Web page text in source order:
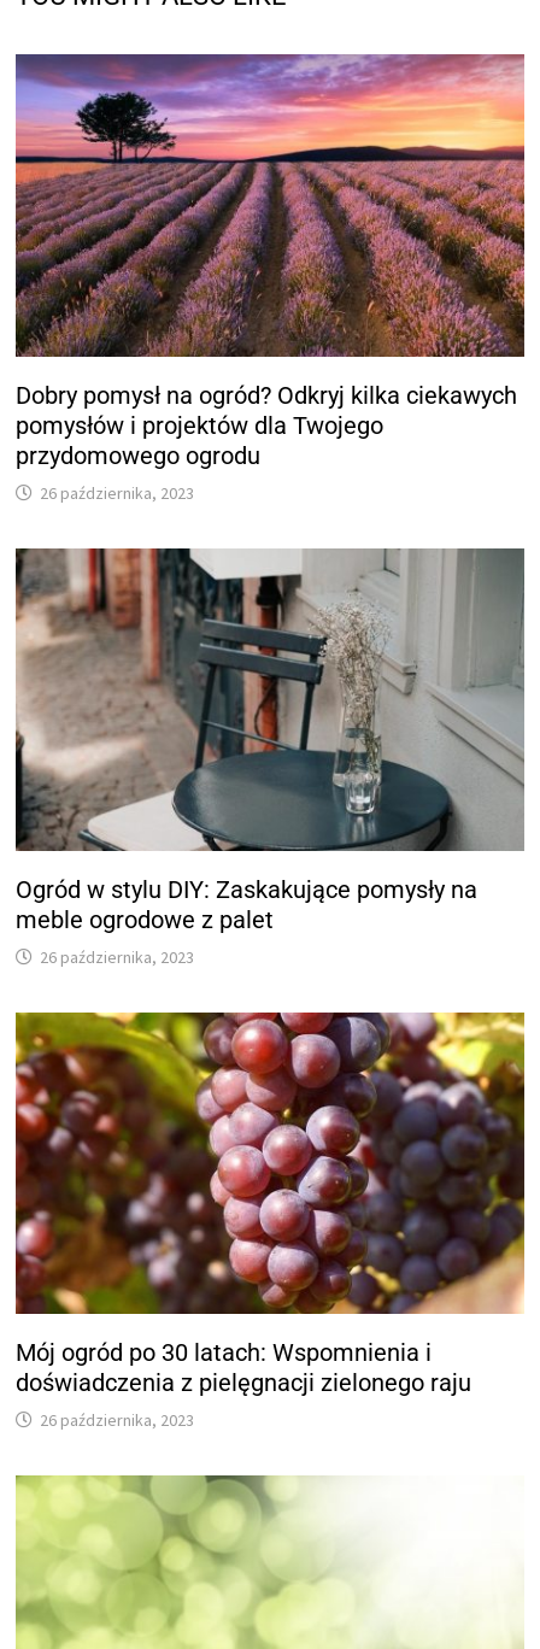
Dobry pomysł na ogród? Odkryj kilka ciekawych
pomysłów i projektów dla Twojego
przydomowego ogrodu
26 października, 2023
Ogród w stylu DIY: Zaskakujące pomysły na
meble ogrodowe z palet
26 października, 2023
Mój ogród po 30 latach: Wspomnienia i
doświadczenia z pielęgnacji zielonego raju
26 października, 2023